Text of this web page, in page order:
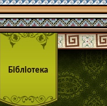
Бібліотека